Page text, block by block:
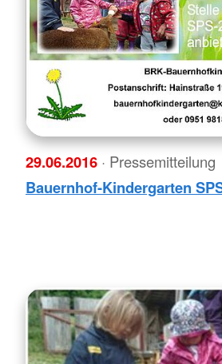
29.06.2016 · Pressemitteilung
Bauernhof-Kindergarten